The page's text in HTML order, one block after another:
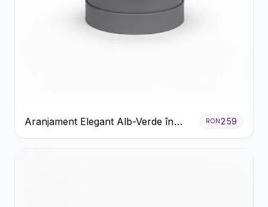
Aranjament Elegant Alb-Verde în
Cutie Gri
RON 259